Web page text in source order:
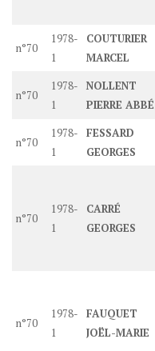
n°70
1978-
1
COUTURIER
MARCEL
n°70
1978-
1
NOLLENT
PIERRE ABBÉ
n°70
1978-
1
FESSARD
GEORGES
n°70
1978-
1
CARRÉ
GEORGES
n°70
1978-
1
FAUQUET
JOËL-MARIE